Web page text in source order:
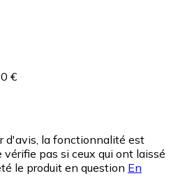
€
d'avis, la fonctionnalité est
pas si ceux qui ont laissé
le produit en question En